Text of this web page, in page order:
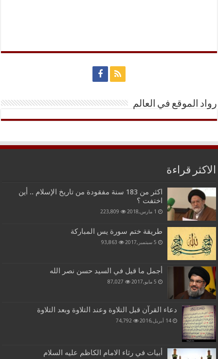
رواد الموقع في العالم
الاكثر قراءة
اكثر من 183 سنة مفقودة من تاريخ الإسلام .. أين
اختفت ؟
1 مارس,2018 223,809
طريقة ختم سورة يس المباركة
5 سبتمبر,2017 93,863
أجمل ما قيل في السيد حسن نصر الله
5 مايو,2017 87,027
دعاء القرآن قبل التلاوة وعند التلاوة وبعد التلاوة
14 أبريل,2016 74,792
أبيات في رثاء الامام الكاظم عليه السلام